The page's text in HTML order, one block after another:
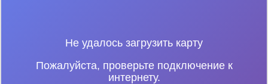
Не удалось загрузить карту
Пожалуйста, проверьте подключение к
интернету.